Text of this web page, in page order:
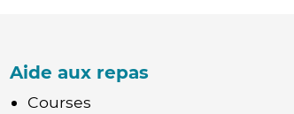
Aide aux repas
Courses